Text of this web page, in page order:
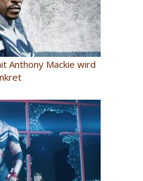
Anthony Mackie wird